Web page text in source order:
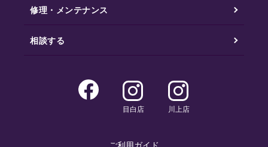
修理・メンテナンス
相談する
目白店 川上店
ご利用ガイド